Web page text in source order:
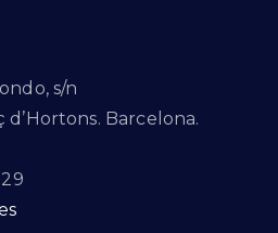
s/n
d’Hortons. Barcelona.